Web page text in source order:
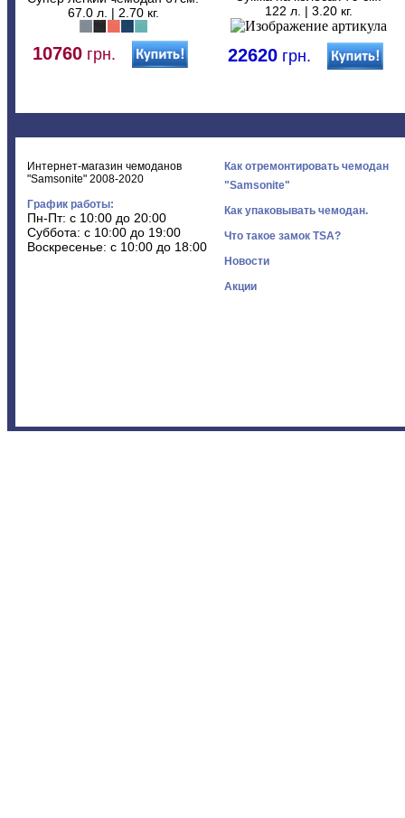
67.0 л. | 2.70 кг.
10760грн.
122 л. | 3.20 кг.
22620грн.
Интернет-магазин чемоданов
"Samsonite" 2008-2020
График работы:
Пн-Пт: с 10:00 до 20:00
Суббота: с 10:00 до 19:00
Воскресенье: с 10:00 до 18:00
Как отремонтировать чемодан
"Samsonite"
Как упаковывать чемодан.
Что такое замок TSA?
Новости
Акции